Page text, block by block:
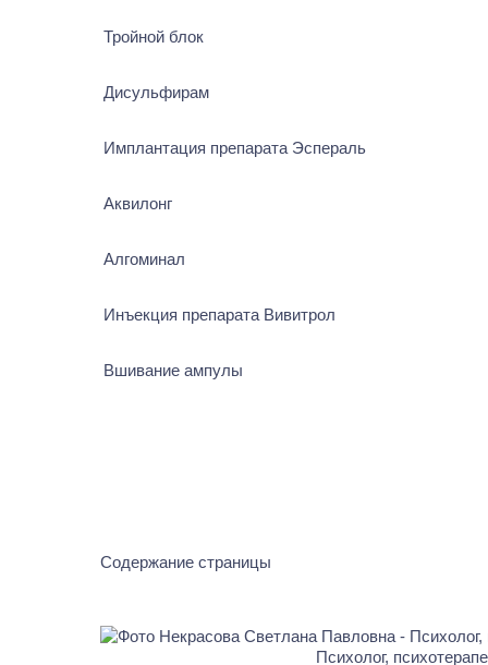
Тройной блок
Дисульфирам
Имплантация препарата Эспераль
Аквилонг
Алгоминал
Инъекция препарата Вивитрол
Вшивание ампулы
Содержание страницы
Психолог,